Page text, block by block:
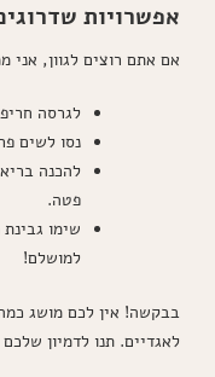
אפשרויות
אם אתם רוצים לגוון, אני
לגרסה
נסו לשים
להכנה
פטה.
שימו
למושלם!
בבקשה! אין לכם מושג
לאגדיים. תנו לדמיון